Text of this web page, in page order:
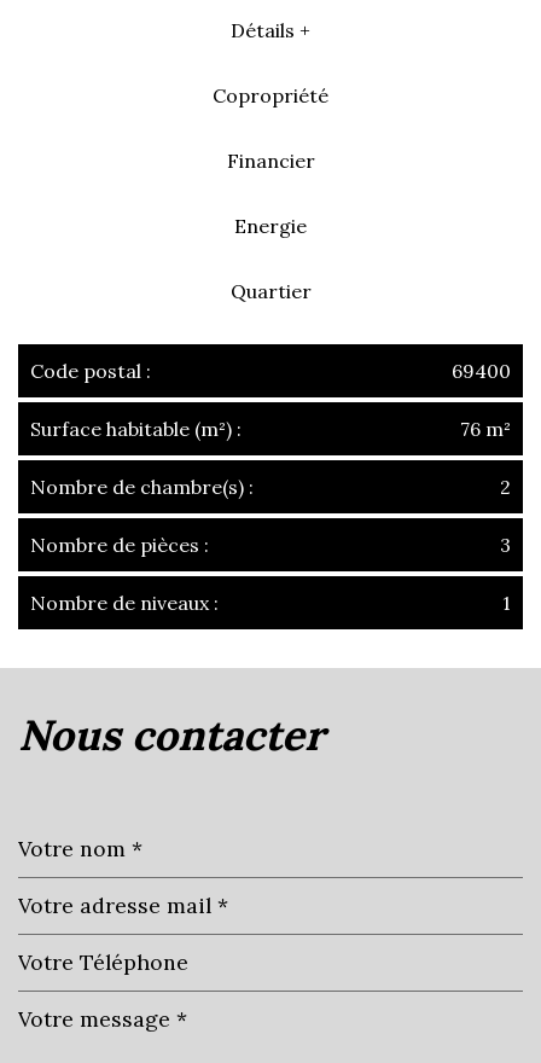
Détails +
Copropriété
Financier
Energie
Quartier
Code postal : 69400
Surface habitable (m²) : 76 m²
Nombre de chambre(s) : 2
Nombre de pièces : 3
Nombre de niveaux : 1
nous contacter